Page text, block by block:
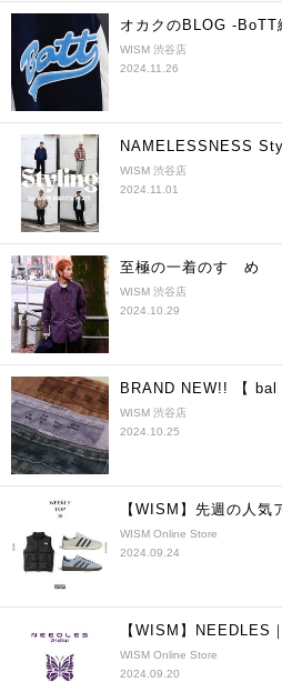
オカクのBLOG -BoTT
WISM 渋谷店
2024.11.26
NAMELESSNESS
WISM 渋谷店
2024.11.01
至極の一着のすゝめ
WISM 渋谷店
2024.10.29
BRAND
WISM 渋谷店
2024.10.25
【WISM】先週の人
WISM Online Store
2024.09.24
【WISM】
WISM Online Store
2024.09.20